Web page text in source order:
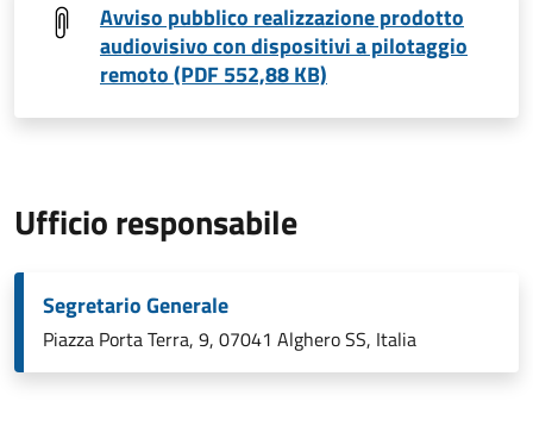
Avviso pubblico realizzazione prodotto
audiovisivo con dispositivi a pilotaggio
remoto (PDF 552,88 KB)
Ufficio responsabile
Segretario Generale
Piazza Porta Terra, 9, 07041 Alghero SS, Italia